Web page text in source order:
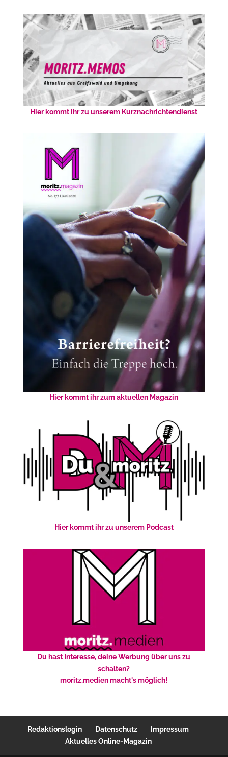
Hier kommt ihr zu unserem Kurznachrichtendienst
Hier kommt ihr zum aktuellen Magazin
Hier kommt ihr zu unserem Podcast
Du hast Interesse, deine Werbung über uns zu
schalten?
moritz.medien macht's möglich!
Redaktionslogin Datenschutz
Impressum
Aktuelles Online-Magazin